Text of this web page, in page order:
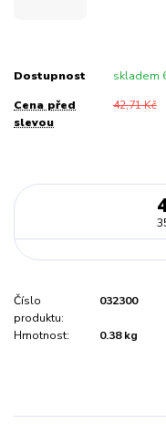
Dostupnost skladem
Cena před
slevou
42,71 Kč
Číslo
produktu:
032300
Hmotnost: 0.38 kg